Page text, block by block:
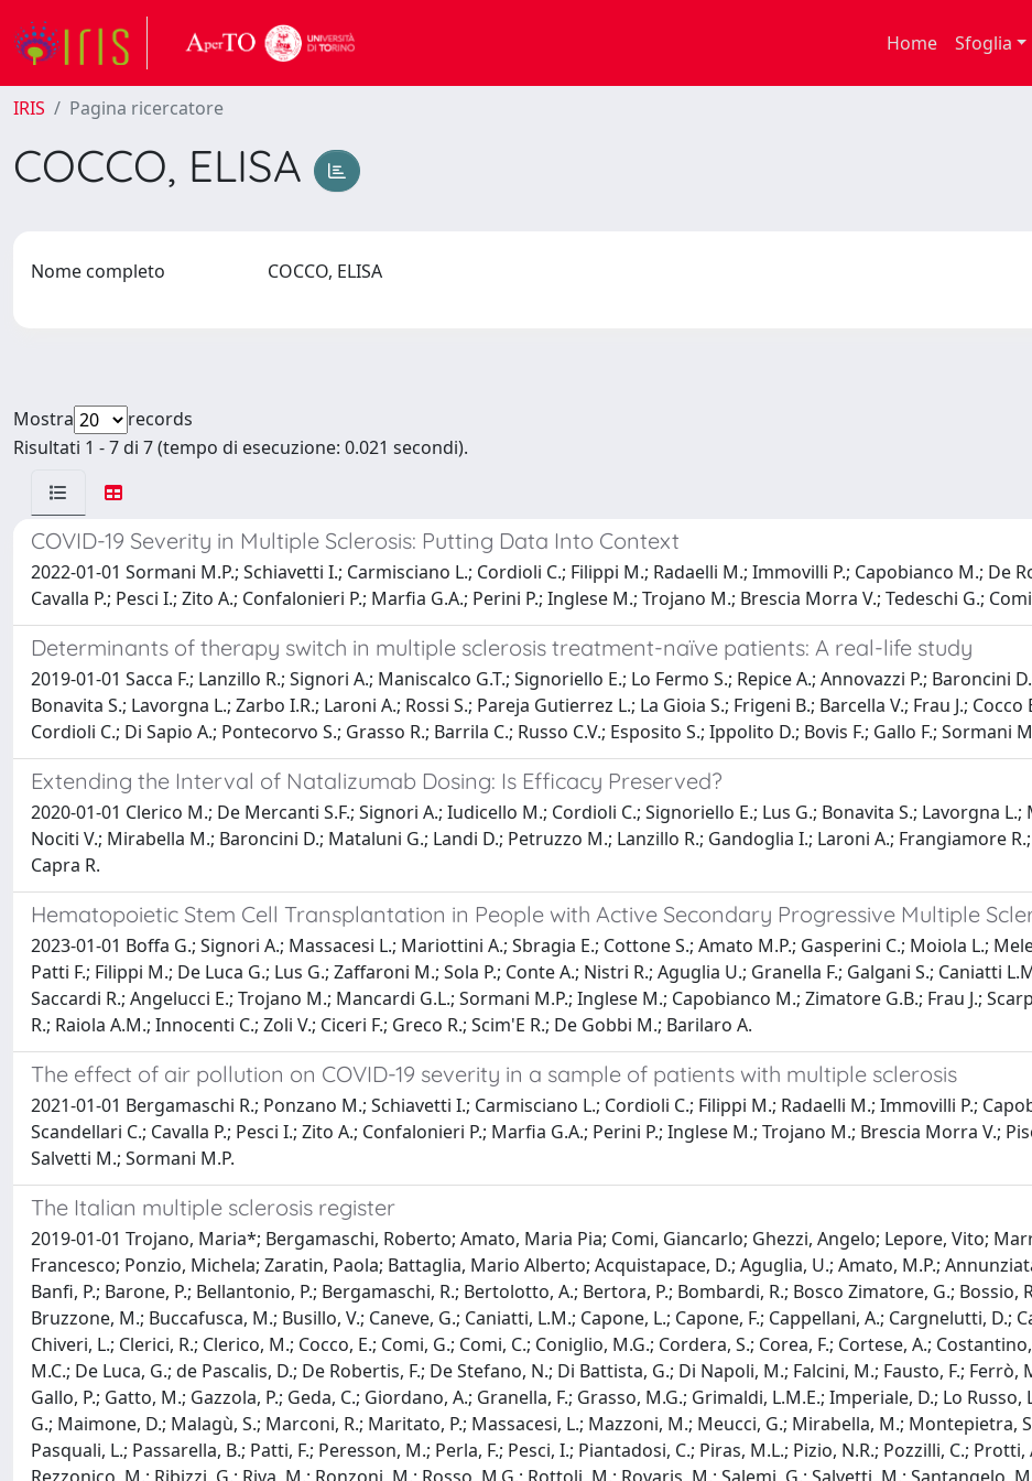
Home Sfoglia
IRIS Pagina ricercatore
COCCO, ELISA
Nome completo COCCO, ELISA
Mostra
records
Risultati 1 - 7 di 7 (tempo di esecuzione: 0.021 secondi).
COVID-19 Severity in Multiple Sclerosis: Putting Data Into Context
2022-01-01 Sormani M.P.; Schiavetti I.; Carmisciano L.; Cordioli C.; Filippi M.; Radaelli M.; Immovilli P.; Capobianco M.; De
Cavalla P.; Pesci I.; Zito A.; Confalonieri P.; Marfia G.A.; Perini P.; Inglese M.; Trojano M.; Brescia Morra V.; Tedeschi G.;
Determinants of therapy switch in multiple sclerosis treatment-naïve patients: A real-life study
2019-01-01 Sacca F.; Lanzillo R.; Signori A.; Maniscalco G.T.; Signoriello E.; Lo Fermo S.; Repice A.; Annovazzi P.; Baroncini
Bonavita S.; Lavorgna L.; Zarbo I.R.; Laroni A.; Rossi S.; Pareja Gutierrez L.; La Gioia S.; Frigeni B.; Barcella V.; Frau J.;
Cordioli C.; Di Sapio A.; Pontecorvo S.; Grasso R.; Barrila C.; Russo C.V.; Esposito S.; Ippolito D.; Bovis F.; Gallo F.; Sormani
Extending the Interval of Natalizumab Dosing: Is Efficacy Preserved?
2020-01-01 Clerico M.; De Mercanti S.F.; Signori A.; Iudicello M.; Cordioli C.; Signoriello E.; Lus G.; Bonavita S.; Lavorgna L.;
Nociti V.; Mirabella M.; Baroncini D.; Mataluni G.; Landi D.; Petruzzo M.; Lanzillo R.; Gandoglia I.; Laroni A.; Frangiamore
Capra R.
Hematopoietic Stem Cell Transplantation in People with Active Secondary Progressive Multiple
2023-01-01 Boffa G.; Signori A.; Massacesi L.; Mariottini A.; Sbragia E.; Cottone S.; Amato M.P.; Gasperini C.; Moiola L.;
Patti F.; Filippi M.; De Luca G.; Lus G.; Zaffaroni M.; Sola P.; Conte A.; Nistri R.; Aguglia U.; Granella F.; Galgani S.; Caniatti
Saccardi R.; Angelucci E.; Trojano M.; Mancardi G.L.; Sormani M.P.; Inglese M.; Capobianco M.; Zimatore G.B.; Frau J.;
R.; Raiola A.M.; Innocenti C.; Zoli V.; Ciceri F.; Greco R.; Scim'E R.; De Gobbi M.; Barilaro A.
The effect of air pollution on COVID-19 severity in a sample of patients with multiple sclerosis
2021-01-01 Bergamaschi R.; Ponzano M.; Schiavetti I.; Carmisciano L.; Cordioli C.; Filippi M.; Radaelli M.; Immovilli P.;
Scandellari C.; Cavalla P.; Pesci I.; Zito A.; Confalonieri P.; Marfia G.A.; Perini P.; Inglese M.; Trojano M.; Brescia Morra V.;
Salvetti M.; Sormani M.P.
The Italian multiple sclerosis register
2019-01-01 Trojano, Maria*; Bergamaschi, Roberto; Amato, Maria Pia; Comi, Giancarlo; Ghezzi, Angelo; Lepore, Vito;
Francesco; Ponzio, Michela; Zaratin, Paola; Battaglia, Mario Alberto; Acquistapace, D.; Aguglia, U.; Amato, M.P.;
Banfi, P.; Barone, P.; Bellantonio, P.; Bergamaschi, R.; Bertolotto, A.; Bertora, P.; Bombardi, R.; Bosco Zimatore, G.; Bossio,
Bruzzone, M.; Buccafusca, M.; Busillo, V.; Caneve, G.; Caniatti, L.M.; Capone, L.; Capone, F.; Cappellani, A.; Cargnelutti, D.;
Chiveri, L.; Clerici, R.; Clerico, M.; Cocco, E.; Comi, G.; Comi, C.; Coniglio, M.G.; Cordera, S.; Corea, F.; Cortese, A.;
M.C.; De Luca, G.; de Pascalis, D.; De Robertis, F.; De Stefano, N.; Di Battista, G.; Di Napoli, M.; Falcini, M.; Fausto, F.;
Gallo, P.; Gatto, M.; Gazzola, P.; Geda, C.; Giordano, A.; Granella, F.; Grasso, M.G.; Grimaldi, L.M.E.; Imperiale, D.; Lo
G.; Maimone, D.; Malagù, S.; Marconi, R.; Maritato, P.; Massacesi, L.; Mazzoni, M.; Meucci, G.; Mirabella, M.; Montepietra,
Pasquali, L.; Passarella, B.; Patti, F.; Peresson, M.; Perla, F.; Pesci, I.; Piantadosi, C.; Piras, M.L.; Pizio, N.R.; Pozzilli, C.;